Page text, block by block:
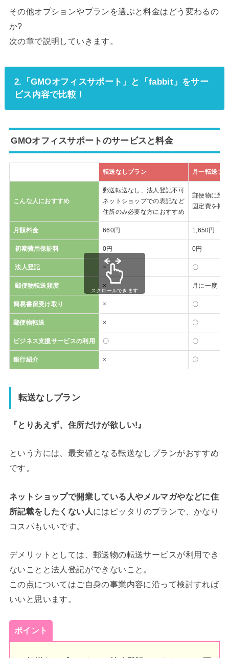
その他オプションやプランを選ぶと料金はどう変わるの
か?
次の章で説明していきます。
2.「GMOオフィスサポート」と「fabbit」をサー
ビス内容で比較！
GMOオフィスサポートのサービスと料金
転送なしプラン 月一転送プ
こんな人におすすめ
郵送転送なし、法人登記不可
ネットショップでの表記など
住所のみ必要な方におすすめ
郵便物に到
固定費を抑
月額料金 660円 1,650円
初期費用保証料 0円 0円
法人登記 × 〇
郵便物転送頻度 × 月に一度
簡易書留受け取り × 〇
郵便物転送 × 〇
ビジネス支援サービスの利用 〇 〇
銀行紹介 × 〇
スクロールできます
転送なしプラン
『とりあえず、住所だけが欲しい!』
という方には、最安値となる転送なしプランがおすすめ
です。
ネットショップで開業している人やメルマガやなどに住
所記載をしたくない人 にはピッタリのプランで、かなり
コスパもいいです。
デメリットとしては、郵送物の転送サービスが利用でき
ないことと法人登記ができないこと。
この点についてはご自身の事業内容に沿って検討すれば
いいと思います。
ポイント